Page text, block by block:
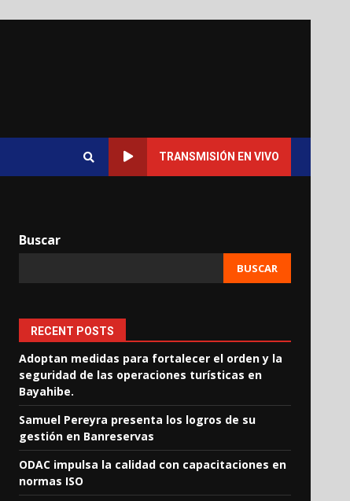
TRANSMISIÓN EN VIVO
Buscar
BUSCAR
RECENT POSTS
Adoptan medidas para fortalecer el orden y la
seguridad de las operaciones turísticas en
Bayahibe.
Samuel Pereyra presenta los logros de su
gestión en Banreservas
ODAC impulsa la calidad con capacitaciones en
normas ISO